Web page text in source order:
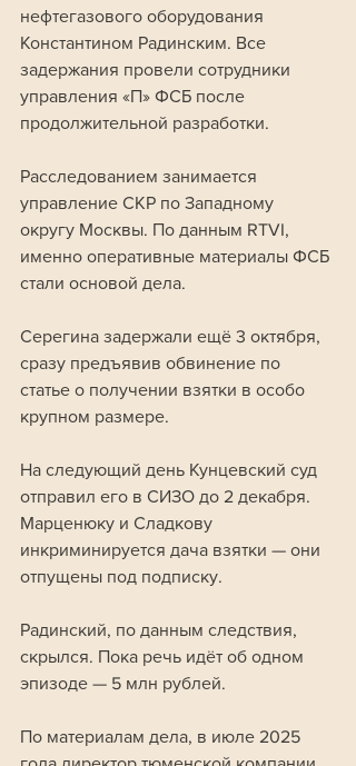
нефтегазового оборудования
Константином Радинским. Все
задержания провели сотрудники
управления «П» ФСБ после
продолжительной разработки.
Расследованием занимается
управление СКР по Западному
округу Москвы. По данным RTVI,
именно оперативные материалы ФСБ
стали основой дела.
Серегина задержали ещё 3 октября,
сразу предъявив обвинение по
статье о получении взятки в особо
крупном размере.
На следующий день Кунцевский суд
отправил его в СИЗО до 2 декабря.
Марценюку и Сладкову
инкриминируется дача взятки — они
отпущены под подписку.
Радинский, по данным следствия,
скрылся. Пока речь идёт об одном
эпизоде — 5 млн рублей.
По материалам дела, в июле 2025